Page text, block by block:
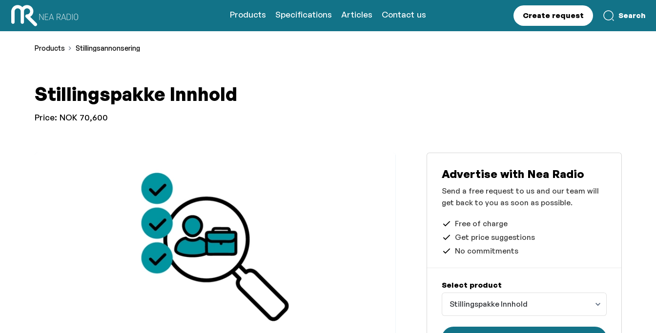
Products Specifications Articles Contact us Create request Search
Products Stillingsannonsering
Stillingspakke Innhold
Price: NOK 70,600
Advertise with Nea Radio
Send a free request to us and our team will
get back to you as soon as possible.
Free of charge
Get price suggestions
No commitments
Select product
Stillingspakke Innhold